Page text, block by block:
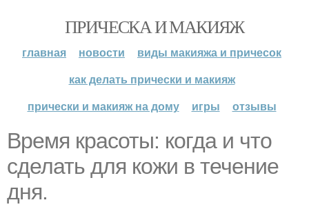
ПРИЧЕСКА И МАКИЯЖ
главная новости
виды макияжа и причесок
как делать прически и макияж
прически и макияж на дому
игры отзывы
Время красоты: когда и что
сделать для кожи в течение
дня.